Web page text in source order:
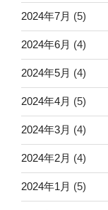
2024年7月 (5)
2024年6月 (4)
2024年5月 (4)
2024年4月 (5)
2024年3月 (4)
2024年2月 (4)
2024年1月 (5)